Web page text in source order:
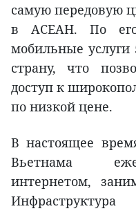
самую передовую
в АСЕАН. По
мобильные услуги
страну, что
доступ к
по низкой цене.
В настоящее
Вьетнама
интернетом,